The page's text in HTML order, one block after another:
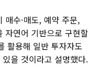
매수·매도, 예약 주문,
자연어 기반으로 구현할
활용해 일반 투자자도
을 것이라고 설명했다.